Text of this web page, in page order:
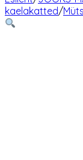
kaelakatted/